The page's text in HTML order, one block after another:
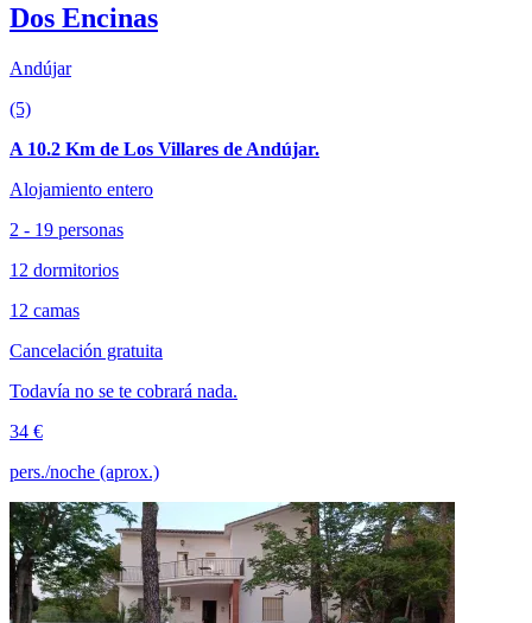
Dos Encinas
Andújar
(5)
A 10.2 Km de Los Villares de Andújar.
Alojamiento entero
2 - 19 personas
12 dormitorios
12 camas
Cancelación gratuita
Todavía no se te cobrará nada.
34 €
pers./noche (aprox.)